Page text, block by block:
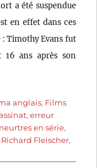
a été suspendue
en effet dans ces
Timothy Evans fut
16 ans après son
anglais, Films
,erreur
en série,
Richard Fleischer,